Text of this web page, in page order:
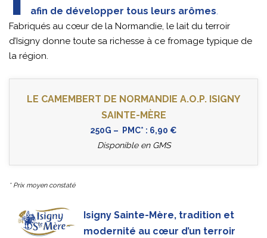
afin de développer tous leurs arômes.
Fabriqués au cœur de la Normandie, le lait du terroir
d’Isigny donne toute sa richesse à ce fromage typique de
la région.
LE CAMEMBERT DE NORMANDIE A.O.P. ISIGNY
SAINTE-MÈRE
250G – PMC* : 6,90 €
Disponible en GMS
* Prix moyen constaté
Isigny Sainte-Mère, tradition et
modernité au cœur d’un terroir